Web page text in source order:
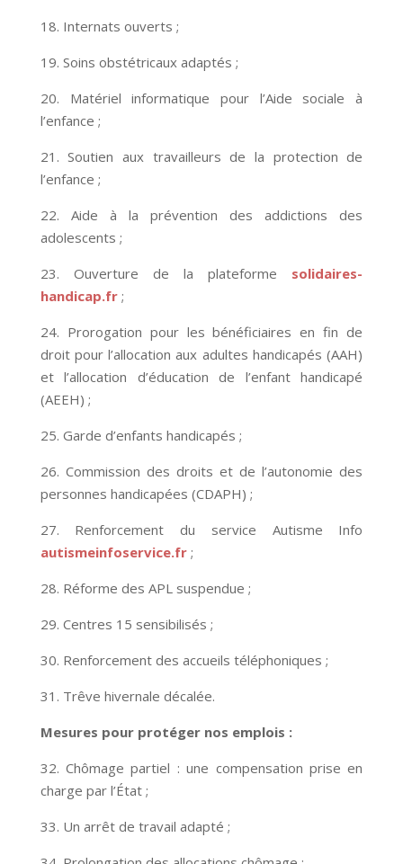
18. Internats ouverts ;
19. Soins obstétricaux adaptés ;
20. Matériel informatique pour l’Aide sociale à
l’enfance ;
21. Soutien aux travailleurs de la protection de
l’enfance ;
22. Aide à la prévention des addictions des
adolescents ;
23. Ouverture de la plateforme solidaires-
handicap.fr ;
24. Prorogation pour les bénéficiaires en fin de
droit pour l’allocation aux adultes handicapés (AAH)
et l’allocation d’éducation de l’enfant handicapé
(AEEH) ;
25. Garde d’enfants handicapés ;
26. Commission des droits et de l’autonomie des
personnes handicapées (CDAPH) ;
27. Renforcement du service Autisme Info
autismeinfoservice.fr ;
28. Réforme des APL suspendue ;
29. Centres 15 sensibilisés ;
30. Renforcement des accueils téléphoniques ;
31. Trêve hivernale décalée.
Mesures pour protéger nos emplois :
32. Chômage partiel : une compensation prise en
charge par l’État ;
33. Un arrêt de travail adapté ;